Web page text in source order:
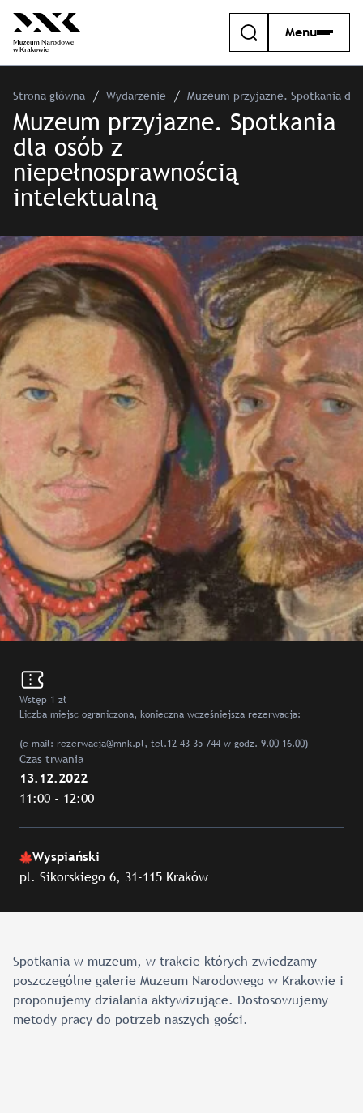
Menu
Strona główna Wydarzenie Muzeum przyjazne. Spotkania
Muzeum przyjazne. Spotkania
dla osób z
niepełnosprawnością
intelektualną
Spotkania w muzeum, w trakcie których zwiedzamy
poszczególne galerie Muzeum Narodowego w Krakowie i
proponujemy działania aktywizujące. Dostosowujemy
metody pracy do potrzeb naszych gości.
Wstęp 1 zł
Liczba miejsc ograniczona, konieczna wcześniejsza rezerwacja:
(e-mail: rezerwacja@mnk.pl, tel.12 43 35 744 w godz. 9.00-16.00)
Czas trwania
13.12.2022
11:00 - 12:00
Wyspiański
pl. Sikorskiego 6, 31-115 Kraków